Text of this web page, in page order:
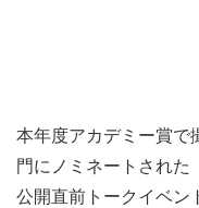
本年度アカデミー賞で
門にノミネートされた
公開直前トークイベン